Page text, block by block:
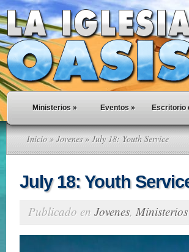
Ministerios » Eventos » Escritorio
Inicio » Jovenes» July 18: Youth Service
July 18: Youth
Publicado en Jovenes, Ministerios